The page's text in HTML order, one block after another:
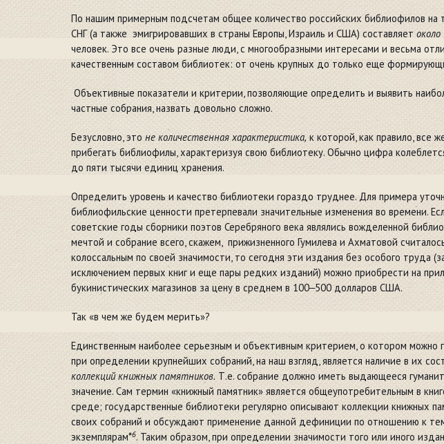
По нашим примерным подсчетам общее количество российских библиофилов на
СНГ (а также эмигрировавших в страны Европы, Израиль и США) составляет
человек. Это все очень разные люди, с многообразными интересами и весьма
качественным составом библиотек: от очень крупных до только еще
Объективные показатели и критерии, позволяющие определить и выявить
частные собрания, назвать довольно сложно.
Безусловно, это не количественная характеристика, к которой, как правило, все
прибегать библиофилы, характеризуя свою библиотеку. Обычно цифра
до пяти тысячи единиц хранения.
Определить уровень и качество библиотеки гораздо труднее. Для примера
библиофильские ценности претерпевали значительные изменения во времени.
советские годы сборники поэтов Серебряного века являлись вожделенной
мечтой и собрание всего, скажем, прижизненного Гумилева и Ахматовой
колоссальным по своей значимости, то сегодня эти издания без особого труда
исключением первых книг и еще пары редких изданий) можно приобрести на
букинистических магазинов за цену в среднем в 100‒500 долларов США.
Так «в чем же будем мерить»?
Единственным наиболее серьезным и объективным критерием, о котором можно
при определении крупнейших собраний, на наш взгляд, является наличие в их
коллекций книжных памятников. Т.е. собрание должно иметь выдающееся
значение. Сам термин «книжный памятник» является общеупотребительным в
среде; государственные библиотеки регулярно описывают коллекции книжных
своих собраний и обсуждают применение данной дефиниции по отношению к
экземплярам*6. Таким образом, при определении значимости того или иного